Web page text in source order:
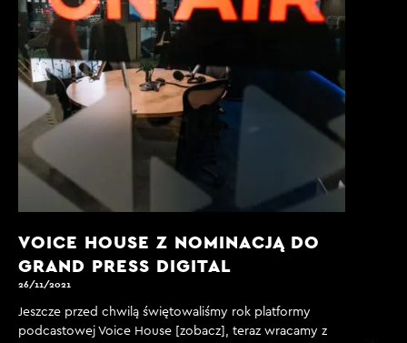
VOICE HOUSE Z NOMINACJĄ DO
GRAND PRESS DIGITAL
26/11/2021
Jeszcze przed chwilą świętowaliśmy rok platformy
podcastowej Voice House [zobacz], teraz wracamy z